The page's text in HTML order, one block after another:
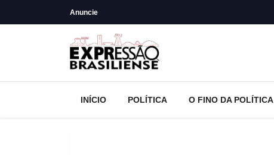
Anuncie
INÍCIO POLÍTICA O FINO DA POLÍTICA